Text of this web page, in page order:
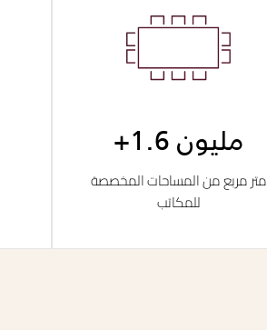
+1.6 مليون
متر مربع من المساحات المخصصة
للمكاتب